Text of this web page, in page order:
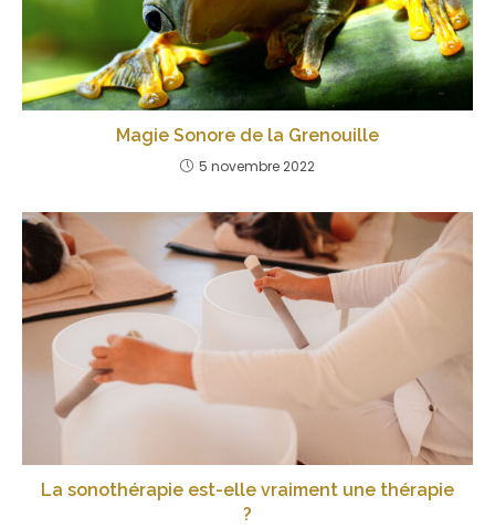
Magie Sonore de la Grenouille
5 novembre 2022
La sonothérapie est-elle vraiment une thérapie
?